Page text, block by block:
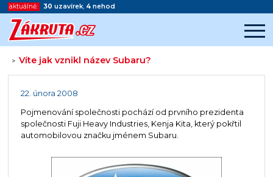
aktuálně: 30 uzavírek, 4 nehod
> Víte jak vznikl název Subaru?
Začátek reklamy
22. února 2008
Pojmenování společnosti pochází od prvního prezidenta
společnosti Fuji Heavy Industries, Kenja Kita, který pokřtil
automobilovou značku jménem Subaru.